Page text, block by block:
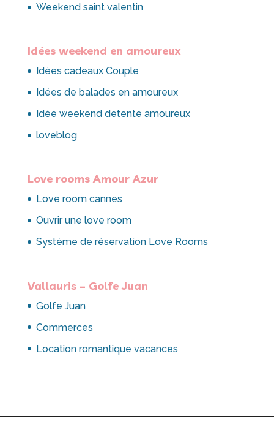
Weekend saint valentin
Idées weekend en amoureux
Idées cadeaux Couple
Idées de balades en amoureux
Idée weekend detente amoureux
loveblog
Love rooms Amour Azur
Love room cannes
Ouvrir une love room
Système de réservation Love Rooms
Vallauris – Golfe Juan
Golfe Juan
Commerces
Location romantique vacances